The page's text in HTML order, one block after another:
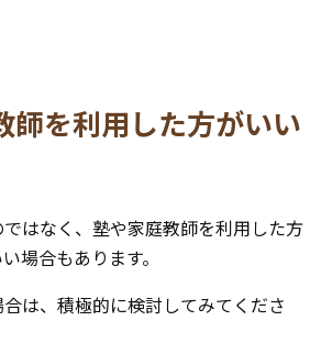
師を利用した方がいい
はなく、塾や家庭教師を利用した方
場合もあります。
は、積極的に検討してみてくださ